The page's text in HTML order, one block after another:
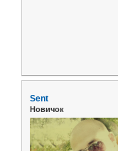
Sent
Новичок